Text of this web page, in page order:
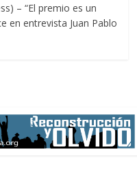
– “El premio es un
en entrevista Juan Pablo